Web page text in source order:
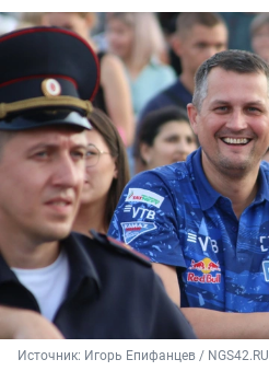
Источник: Игорь Епифанцев / NGS42.RU